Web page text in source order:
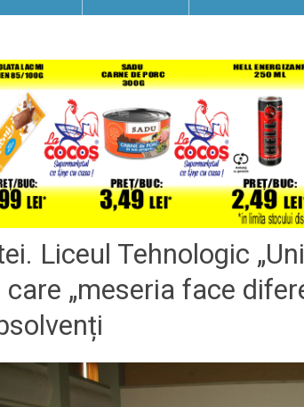
Liceul Tehnologic
care „meseria face